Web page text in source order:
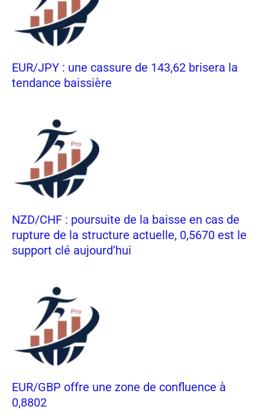
EUR/JPY : une cassure de 143,62 brisera la
tendance baissière
NZD/CHF : poursuite de la baisse en cas de
rupture de la structure actuelle, 0,5670 est le
support clé aujourd’hui
EUR/GBP offre une zone de confluence à
0,8802